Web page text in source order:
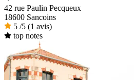
42 rue Paulin Pecqueux
18600 Sancoins
5 /5 (1 avis)
top notes